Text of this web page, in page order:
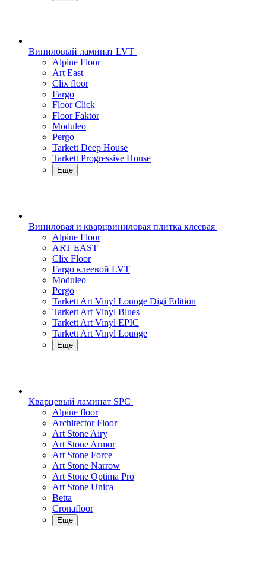
Виниловый ламинат LVT
Alpine Floor
Art East
Clix floor
Fargo
Floor Click
Floor Faktor
Moduleo
Pergo
Tarkett Deep House
Tarkett Progressive House
Еще
Виниловая и кварцвиниловая плитка клеевая
Alpine Floor
ART EAST
Clix Floor
Fargo клеевой LVT
Moduleo
Pergo
Tarkett Art Vinyl Lounge Digi Edition
Tarkett Art Vinyl Blues
Tarkett Art Vinyl EPIC
Tarkett Art Vinyl Lounge
Еще
Кварцевый ламинат SPC
Alpine floor
Architector Floor
Art Stone Airy
Art Stone Armor
Art Stone Force
Art Stone Narrow
Art Stone Optima Pro
Art Stone Unica
Betta
Cronafloor
Еще